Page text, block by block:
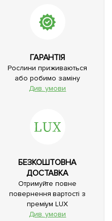
ГАРАНТІЯ
Рослини приживаються
або робимо заміну
Див. умови
БЕЗКОШТОВНА
ДОСТАВКА
Отримуйте повне
повернення вартості з
преміум LUX
Див. умови